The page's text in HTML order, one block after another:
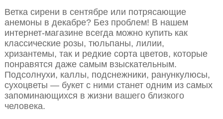
Ветка сирени в сентябре или потрясающие
анемоны в декабре? Без проблем! В нашем
интернет-магазине всегда можно купить как
классические розы, тюльпаны, лилии,
хризантемы, так и редкие сорта цветов, которые
понравятся даже самым взыскательным.
Подсолнухи, каллы, подснежники, ранункулюсы,
сухоцветы — букет с ними станет одним из самых
запоминающихся в жизни вашего близкого
человека.